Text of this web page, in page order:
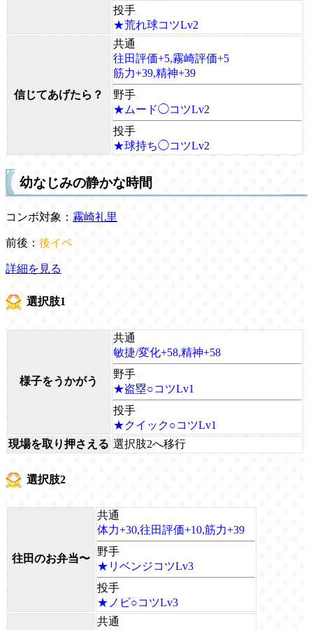
投手
★荒れ球コツLv2
信じてあげたら？
共通
往田評価+5,霧崎評価+5
筋力+39,精神+39
野手
★ムード◯コツLv2
投手
★球持ち◯コツLv2
幼なじみの静かな時間
コンボ対象： 霧崎礼里
前後： 後イベ
詳細を見る
選択肢1
様子をうかがう
共通
敏捷/変化+58,精神+58
野手
★盗塁○コツLv1
投手
★クイック○コツLv1
現場を取り押さえる 選択肢2へ移行
選択肢2
往田のお弁当〜
共通
体力+30,往田評価+10,筋力+39
野手
★リベンジコツLv3
投手
★ノビ○コツLv3
共通